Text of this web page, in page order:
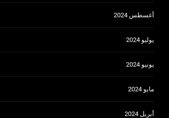
أغسطس 2024
يوليو 2024
يونيو 2024
مايو 2024
أبريل 2024